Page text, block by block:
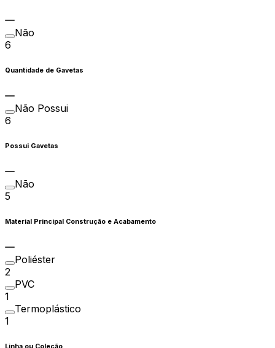
Não
6
Quantidade de Gavetas
Não Possui
6
Possui Gavetas
Não
5
Material Principal Construção e Acabamento
Poliéster
2
PVC
1
Termoplástico
1